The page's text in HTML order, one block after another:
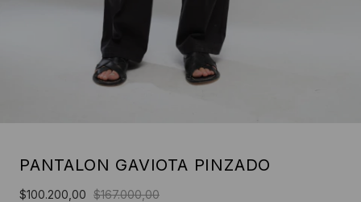
PANTALON GAVIOTA PINZADO
$100.200,00 $167.000,00